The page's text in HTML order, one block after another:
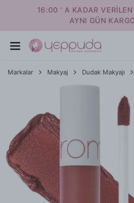
16:00 ' A KADAR VERİLEN
AYNI GÜN
Markalar Makyaj Dudak Makyajı